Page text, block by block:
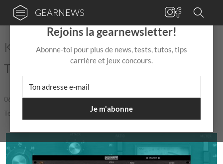
GEARNEWS
Korneff Audio lance le KA1776
Toujours plus de FET !
06 JuildeMix Jagger| |
5,0 / 5,0 |
Temps de lecture: 2 min
×
Rejoins la gearnewsletter!
Abonne-toi pour plus de news, tests, tutos, tips
carrière et jeux concours.
Je m'abonne